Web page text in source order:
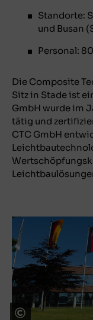
Standorte:
und Busan
Personal:
Die Composite
Sitz in Stade ist
GmbH wurde im
tätig und
CTC GmbH
© CTC